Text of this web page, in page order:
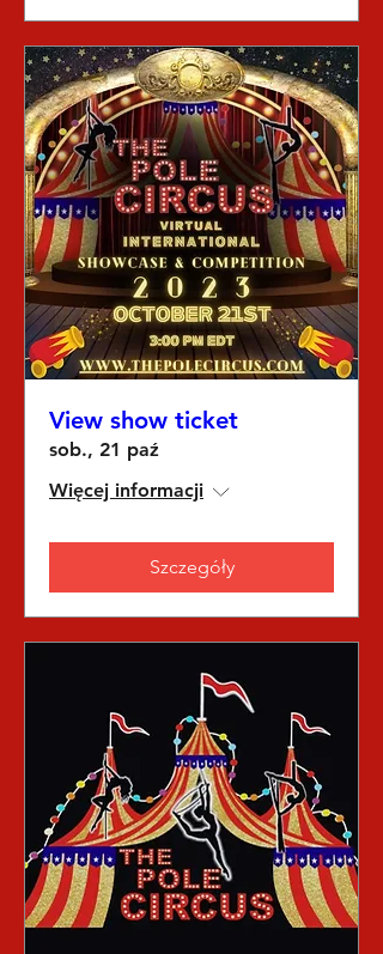
View show ticket
sob., 21 paź
Więcej informacji
Szczegóły